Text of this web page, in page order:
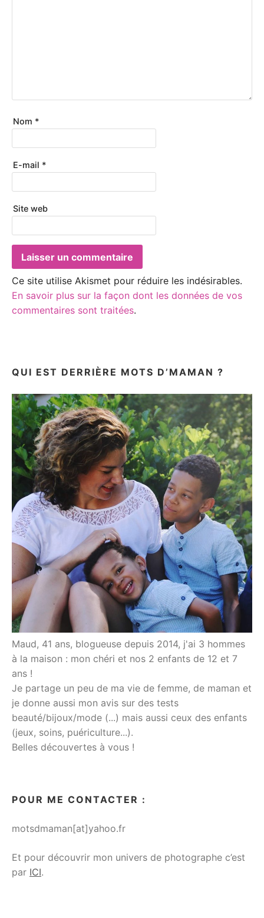
Nom *
E-mail *
Site web
Ce site utilise Akismet pour réduire les indésirables.
En savoir plus sur la façon dont les données de vos
commentaires sont traitées.
QUI EST DERRIÈRE MOTS D’MAMAN ?
Maud, 41 ans, blogueuse depuis 2014, j'ai 3 hommes
à la maison : mon chéri et nos 2 enfants de 12 et 7
ans !
Je partage un peu de ma vie de femme, de maman et
je donne aussi mon avis sur des tests
beauté/bijoux/mode (...) mais aussi ceux des enfants
(jeux, soins, puériculture...).
Belles découvertes à vous !
POUR ME CONTACTER :
motsdmaman[at]yahoo.fr
Et pour découvrir mon univers de photographe c’est
par ICI.